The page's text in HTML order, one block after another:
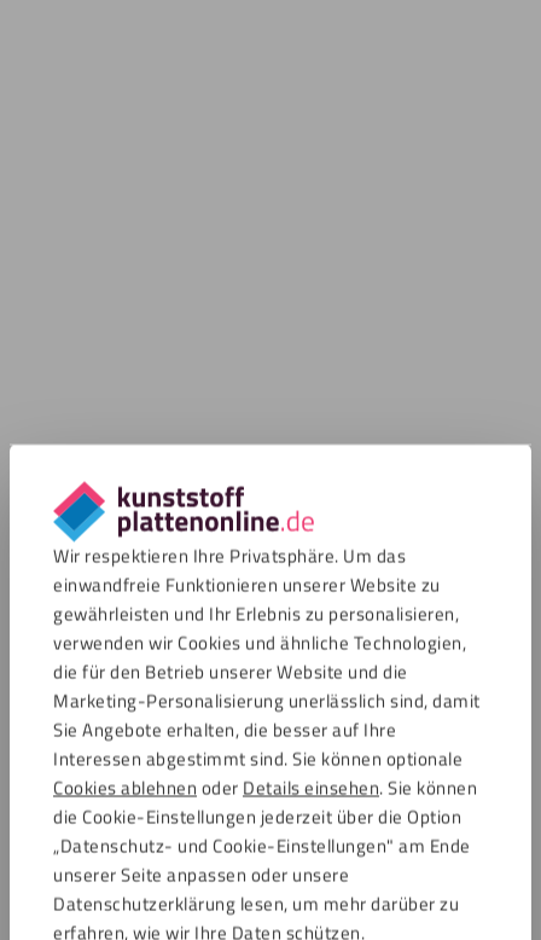
Wir respektieren Ihre Privatsphäre. Um das
einwandfreie Funktionieren unserer Website zu
gewährleisten und Ihr Erlebnis zu personalisieren,
verwenden wir Cookies und ähnliche Technologien,
die für den Betrieb unserer Website und die
Marketing-Personalisierung unerlässlich sind, damit
Sie Angebote erhalten, die besser auf Ihre
Interessen abgestimmt sind. Sie können optionale
Cookies ablehnen oder Details einsehen. Sie können
die Cookie-Einstellungen jederzeit über die Option
„Datenschutz- und Cookie-Einstellungen" am Ende
unserer Seite anpassen oder unsere
Datenschutzerklärung lesen, um mehr darüber zu
erfahren, wie wir Ihre Daten schützen.